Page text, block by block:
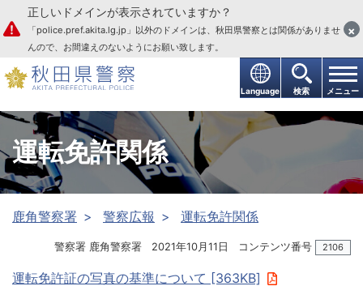
本文へ
Language 検索 メニュー
正しいドメインが表示されていますか？
「police.pref.akita.lg.jp」以外のドメインは、秋田県警察とは関係がありませ
んので、お間違えのないようにお願い致します。
×
運転免許関係
鹿角警察署 警察広報 運転免許関係
警察署 鹿角警察署 2021年10月11日 コンテンツ番号 2106
運転免許証の写真の基準について [363KB]